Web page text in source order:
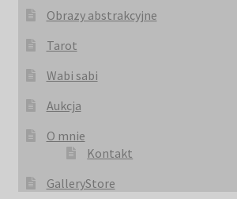
Obrazy abstrakcyjne
Tarot
Wabi sabi
Aukcja
O mnie
Kontakt
GalleryStore